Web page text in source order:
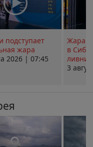
подступает
жара
2026 | 07:45
Жара в
в
ливни
3